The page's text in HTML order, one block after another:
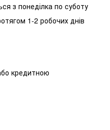
з понеділка по суботу
1-2 робочих днів
кредитною